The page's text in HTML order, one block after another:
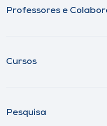
Professores e
Cursos
Pesquisa